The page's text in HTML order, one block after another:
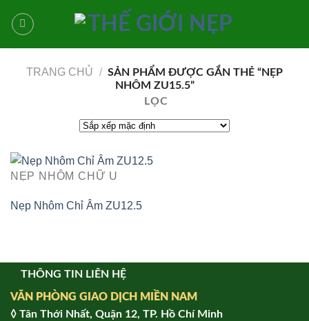
qua
TRANG CHỦ / SẢN PHẨM ĐƯỢC GẮN THẺ “NẸP
NHÔM ZU15.5”
LỌC
NẸP NHÔM CHỮ U
Nẹp Nhôm Chỉ Âm ZU12.5
THÔNG TIN LIÊN HỆ
VĂN PHÒNG GIAO DỊCH MIỀN NAM
◊ Tân Thới Nhất, Quận 12, TP. Hồ Chí Minh